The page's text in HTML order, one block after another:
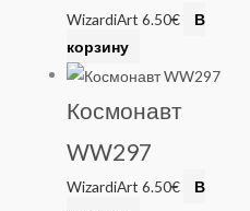
WizardiArt6.50€
В
корзину
Космонавт
WW297
WizardiArt6.50€
В